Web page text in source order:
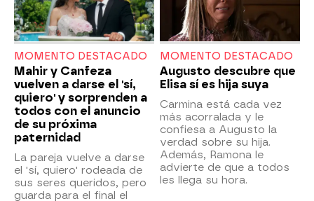
MOMENTO DESTACADO
Mahir y Canfeza
vuelven a darse el 'sí,
quiero' y sorprenden a
todos con el anuncio
de su próxima
paternidad
La pareja vuelve a darse
el 'sí, quiero' rodeada de
sus seres queridos, pero
guarda para el final el
MOMENTO DESTACADO
Augusto descubre que
Elisa sí es hija suya
Carmina está cada vez
más acorralada y le
confiesa a Augusto la
verdad sobre su hija.
Además, Ramona le
advierte de que a todos
les llega su hora.